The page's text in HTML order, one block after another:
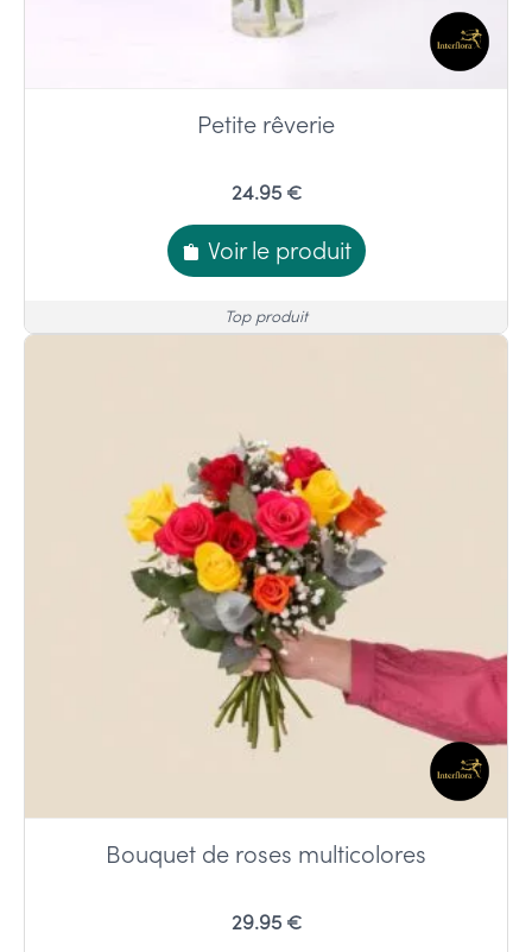
Petite rêverie
24.95 €
Voir le produit
Top produit
Bouquet de roses multicolores
29.95 €